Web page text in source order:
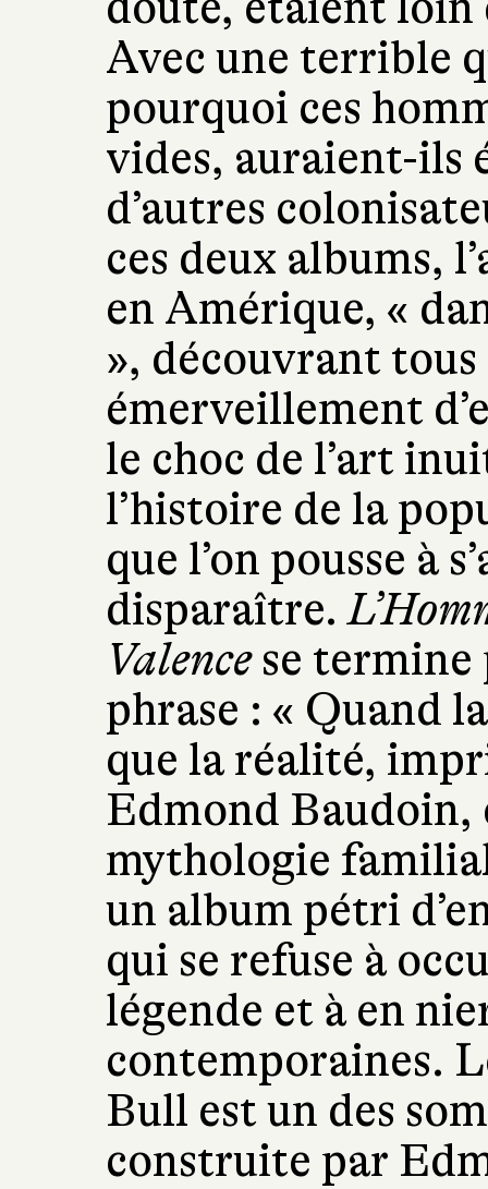
Avec une terrible
pourquoi ces
vides, auraient-ils
d’autres
ces deux albums,
en Amérique, «
», découvrant tous
émerveillement
le choc de l’art
l’histoire de la
que l’on pousse à
disparaître.
Valencese termine
phrase : « Quand
que la réalité,
Edmond Baudoin,
mythologie
un album pétri
qui se refuse à
légende et à en
contemporaines.
Bull est un des
construite par